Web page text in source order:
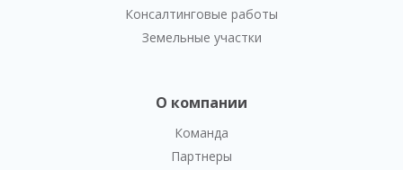
Консалтинговые работы
Земельные участки
О компании
Команда
Партнеры